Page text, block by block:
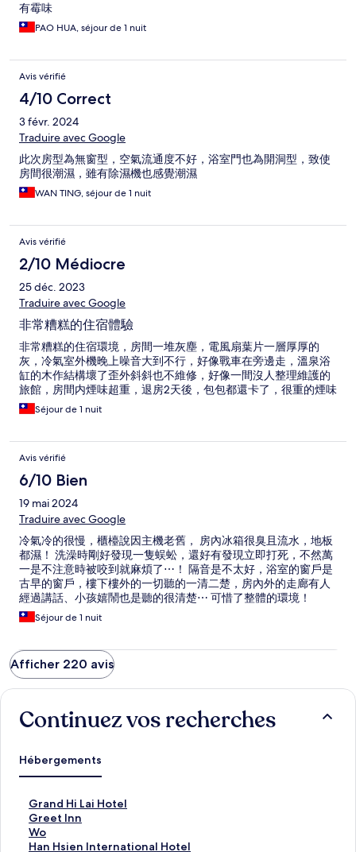
有霉味
PAO HUA, séjour de 1 nuit
Avis vérifié
4/10 Correct
3 févr. 2024
Traduire avec Google
此次房型為無窗型，空氣流通度不好，浴室門也為開洞型，致使
房間很潮濕，雖有除濕機也感覺潮濕
WAN TING, séjour de 1 nuit
Avis vérifié
2/10 Médiocre
25 déc. 2023
Traduire avec Google
非常糟糕的住宿體驗
非常糟糕的住宿環境，房間一堆灰塵，電風扇葉片一層厚厚的
灰，冷氣室外機晚上噪音大到不行，好像戰車在旁邊走，溫泉浴
缸的木作結構壞了歪外斜斜也不維修，好像一間沒人整理維護的
旅館，房間内煙味超重，退房2天後，包包都還卡了，很重的煙味
Séjour de 1 nuit
Avis vérifié
6/10 Bien
19 mai 2024
Traduire avec Google
冷氣冷的很慢，櫃檯說因主機老舊， 房內冰箱很臭且流水，地板
都濕！ 洗澡時剛好發現一隻蜈蚣，還好有發現立即打死，不然萬
一是不注意時被咬到就麻煩了⋯！ 隔音是不太好，浴室的窗戶是
古早的窗戶，樓下樓外的一切聽的一清二楚，房內外的走廊有人
經過講話、小孩嬉鬧也是聽的很清楚⋯ 可惜了整體的環境！
Séjour de 1 nuit
Afficher 220 avis
Continuez vos recherches
Hébergements
Grand Hi Lai Hotel
L
i
e
n
Greet Inn
L
i
e
Wo
L
iHan Hsien International Hotel
L